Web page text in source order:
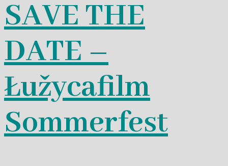
SAVE THE
DATE –
Łužycafilm
Sommerfest